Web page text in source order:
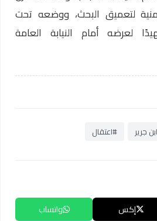
لتعميق البحث، ووضعه تحت
لعرضه أمام النيابة العامة
جرير #اعتقال
إكس واتساب